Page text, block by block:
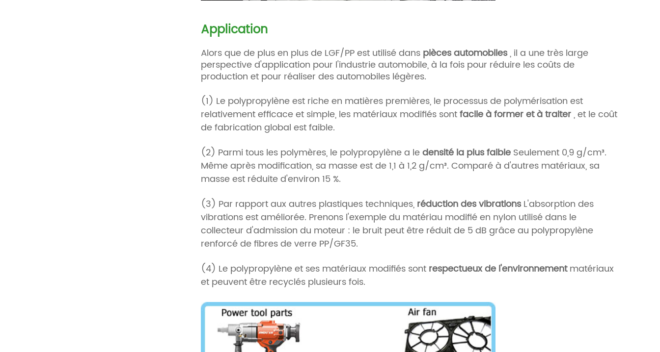
Application
Alors que de plus en plus de LGF/PP est utilisé dans pièces automobiles, il a une très large
perspective d'application pour l'industrie automobile, à la fois pour réduire les coûts de
production et pour réaliser des automobiles légères.
(1) Le polypropylène est riche en matières premières, le processus de polymérisation est
relativement efficace et simple, les matériaux modifiés sontfacile à former et à traiter, et le coût
de fabrication global est faible.
(2) Parmi tous les polymères, le polypropylène a ledensité la plus faible Seulement 0,9 g/cm³.
Même après modification, sa masse est de 1,1 à 1,2 g/cm³. Comparé à d'autres matériaux, sa
masse est réduite d'environ 15 %.
(3) Par rapport aux autres plastiques techniques, réduction des vibrations L'absorption des
vibrations est améliorée. Prenons l'exemple du matériau modifié en nylon utilisé dans le
collecteur d'admission du moteur : le bruit peut être réduit de 5 dB grâce au polypropylène
renforcé de fibres de verre PP/GF35.
(4) Le polypropylène et ses matériaux modifiés sont respectueux de l'environnementmatériaux
et peuvent être recyclés plusieurs fois.